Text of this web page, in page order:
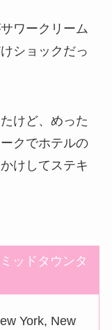
ワークリーム
ショックだっ
けど、めった
クでホテルの
けしてステキ
ッドタウンタ
York, New